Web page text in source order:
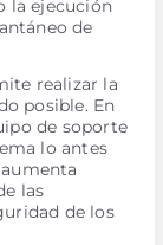
la ejecución
de
realizar la
posible. En
de soporte
lo antes
las
de los